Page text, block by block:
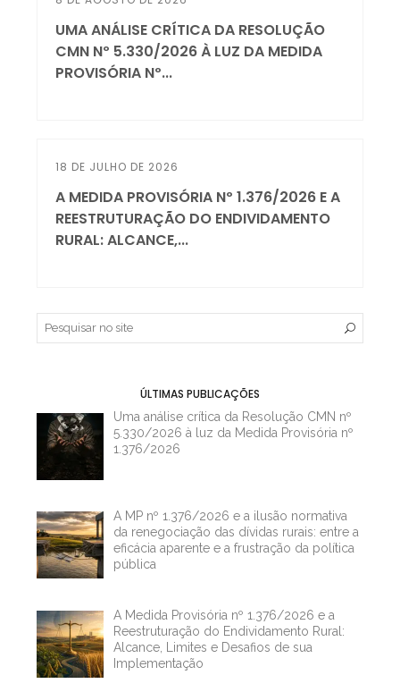
UMA ANÁLISE CRÍTICA DA RESOLUÇÃO
CMN Nº 5.330/2026 À LUZ DA MEDIDA
PROVISÓRIA Nº...
18 DE JULHO DE 2026
A MEDIDA PROVISÓRIA Nº 1.376/2026 E A
REESTRUTURAÇÃO DO ENDIVIDAMENTO
RURAL: ALCANCE,...
ÚLTIMAS PUBLICAÇÕES
Uma análise crítica da Resolução CMN nº
5.330/2026 à luz da Medida Provisória nº
1.376/2026
A MP nº 1.376/2026 e a ilusão normativa
da renegociação das dívidas rurais: entre a
eficácia aparente e a frustração da política
pública
A Medida Provisória nº 1.376/2026 e a
Reestruturação do Endividamento Rural:
Alcance, Limites e Desafios de sua
Implementação